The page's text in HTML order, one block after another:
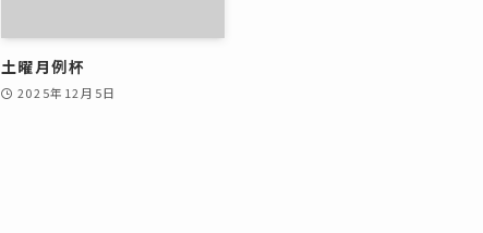
土曜月例杯
2025年12月5日